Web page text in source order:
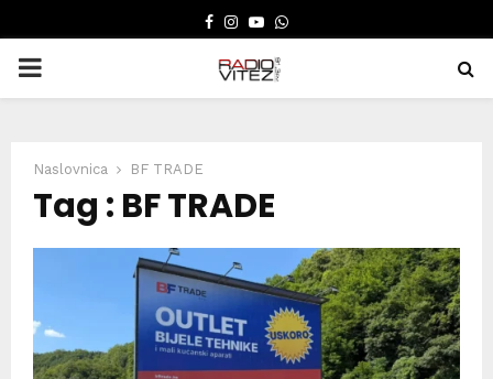
FACEBOOK
INSTAGRAM
YOUTUBE
WHATSAPP
PRIMARY
Naslovnica BF TRADE
Tag : BF TRADE